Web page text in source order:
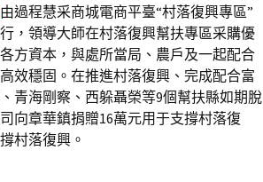
由過程慧采商城電商平臺“村落復興專區”
，領導大師在村落復興幫扶專區采購優
方資本，與處所當局、農戶及一起配合
效穩固。在推進村落復興、完成配合富
青海剛察、西躲聶榮等9個幫扶縣如期脫
向章華鎮捐贈16萬元用于支撐村落復
村落復興。